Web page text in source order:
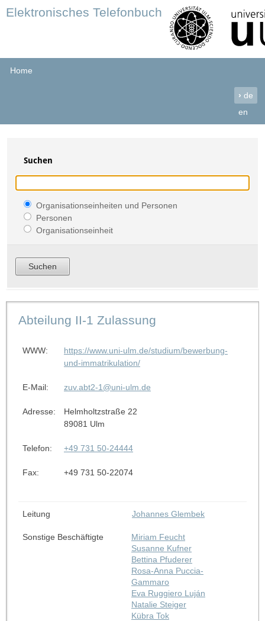
Elektronisches Telefonbuch
Home
› de
en
Suchen
Organisationseinheiten und Personen
Personen
Organisationseinheit
Abteilung II-1 Zulassung
WWW:
https://www.uni-ulm.de/studium/bewerbung-
und-immatrikulation/
E-Mail: zuv.abt2-1@uni-ulm.de
Adresse:
Helmholtzstraße 22
89081 Ulm
Telefon: +49 731 50-24444
Fax: +49 731 50-22074
Leitung Johannes Glembek
Sonstige Beschäftigte
Miriam Feucht
Susanne Kufner
Bettina Pfuderer
Rosa-Anna Puccia-
Gammaro
Eva Ruggiero Luján
Natalie Steiger
Kübra Tok